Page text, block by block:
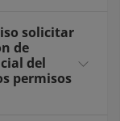
solicitar
de
del
permisos